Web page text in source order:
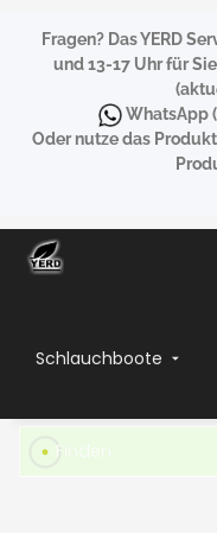
Fragen? Das YERD
und 13-17 Uhr für
WhatsApp
Oder nutze das
Schlauchboote